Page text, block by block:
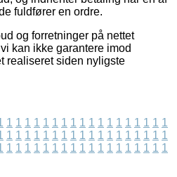
fuldfører en ordre.
og forretninger på nettet
kan ikke garantere imod
realiseret siden nyligste
1 1 1 1 1 1 1 1 1 1 1 1 1 1 1 1 1 1
1 1 1 1 1 1 1 1 1 1 1 1 1 1 1 1 1 1
1 1 1 1 1 1 1 1 1 1 1 1 1 1 1 1 1 1